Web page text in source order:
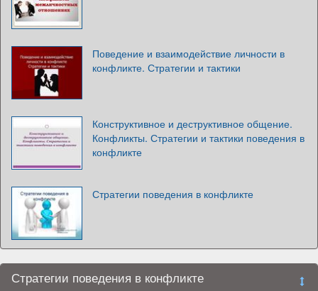
Поведение и взаимодействие личности в
конфликте. Стратегии и тактики
Конструктивное и деструктивное общение.
Конфликты. Стратегии и тактики поведения в
конфликте
Стратегии поведения в конфликте
Стратегии поведения в конфликте